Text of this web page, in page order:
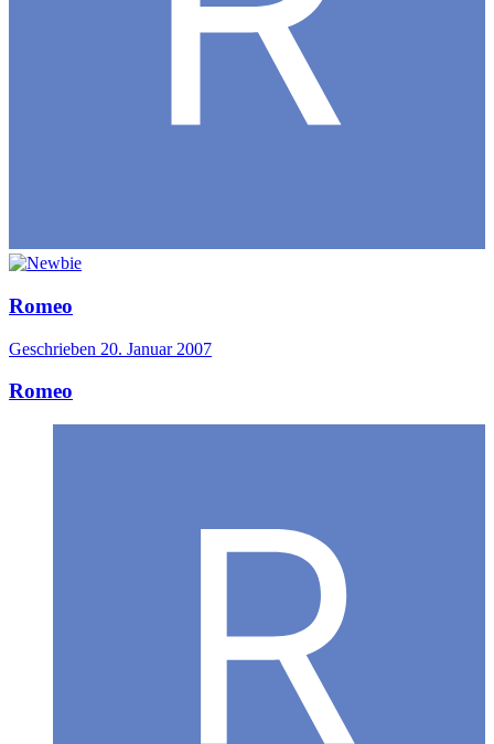
Romeo
Geschrieben 20. Januar 2007
Romeo